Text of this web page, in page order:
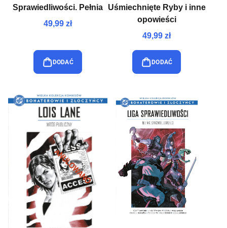
Sprawiedliwości. Pełnia
49,99 zł
DODAĆ
Uśmiechnięte Ryby i inne
opowieści
49,99 zł
DODAĆ